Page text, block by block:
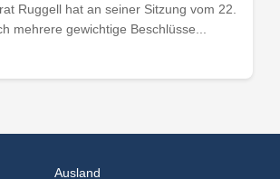
Ruggell hat an seiner Sitzung vom 22.
mehrere gewichtige Beschlüsse...
Ausland